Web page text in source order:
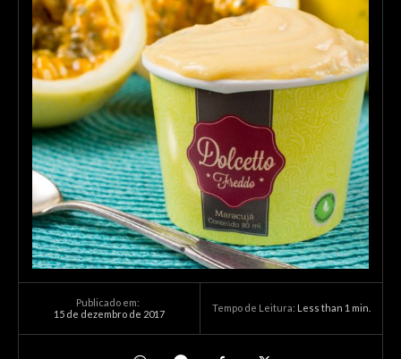
Publicado em:
15 de dezembro de 2017
Tempo de Leitura: Less than 1 min.